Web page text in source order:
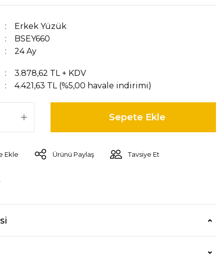
Erkek Yüzük
BSEY660
24 Ay
3.878,62 TL + KDV
4.421,63 TL (%5,00 havale indirimi)
Sepete Ekle
Ürünü Paylaş Tavsiye Et